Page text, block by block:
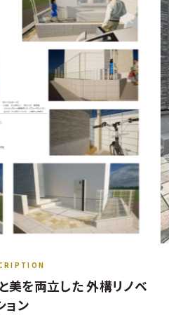
美を両立した 外構リノベ
ョン